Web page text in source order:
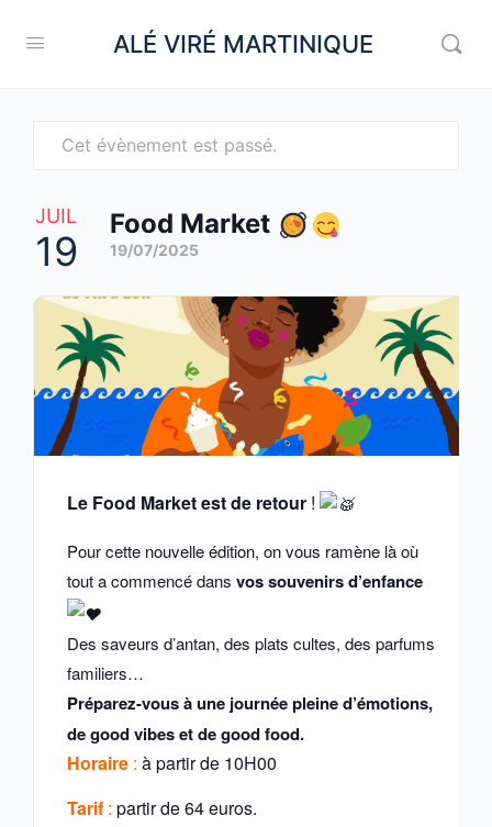
ALÉ VIRÉ MARTINIQUE
Cet évènement est passé.
JUIL
19
Food Market
19/07/2025
Le Food Market est de retour !
Pour cette nouvelle édition, on vous ramène là où
tout a commencé dans vos souvenirs d’enfance
Des saveurs d’antan, des plats cultes, des parfums
familiers…
Préparez-vous à une journée pleine d’émotions,
de good vibes et de good food.
Horaire : à partir de 10H00
Tarif : partir de 64 euros.